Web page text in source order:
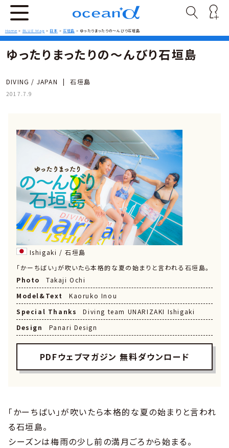
Home > BLUE Mag > 日本 > 石垣島 > ゆったりまったりの～んびり石垣島
ゆったりまったりの～んびり石垣島
DIVING / JAPAN | 石垣島
2017.7.9
Ishigaki / 石垣島
「かーちばい」が吹いたら本格的な夏の始まりと言われる石垣島。
Photo
Takaji Ochi
Model&Text
Kaoruko Inou
Special Thanks
Diving team UNARIZAKI Ishigaki
Design
Panari Design
PDFウェブマガジン 無料ダウンロード
「かーちばい」が吹いたら本格的な夏の始まりと言われ
る石垣島。
シーズンは梅雨の少し前の満月ごろから始まる。